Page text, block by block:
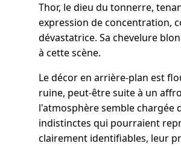
Thor, le dieu du tonnerre,
expression de concentration,
dévastatrice. Sa chevelure
à cette scène.
Le décor en arrière-plan est
ruine, peut-être suite à un
l'atmosphère semble chargée
indistinctes qui pourraient
clairement identifiables, leur